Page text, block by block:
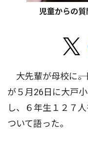
児童からの
大先輩が母校に――
が５月26日に大戸
し、６年生１２７
ついて語った。